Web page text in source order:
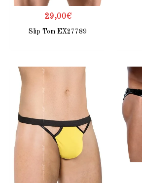
29,00€
Slip Tom EX27789